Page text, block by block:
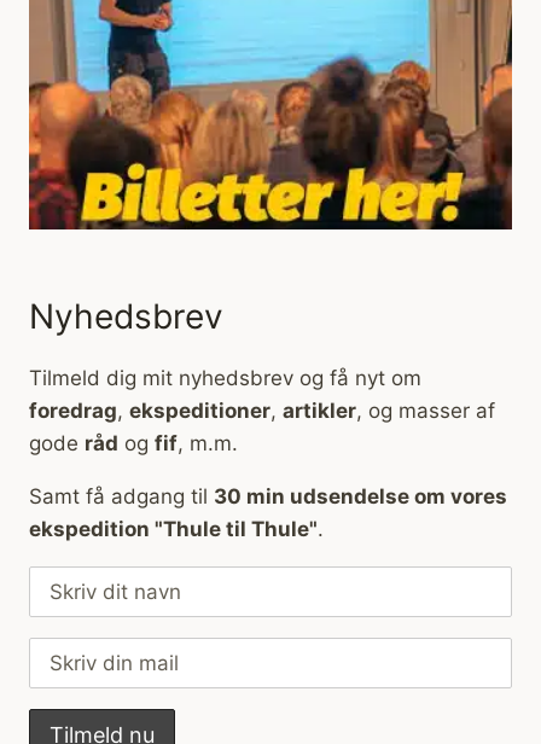
Nyhedsbrev
Tilmeld dig mit nyhedsbrev og få nyt om
foredrag, ekspeditioner, artikler, og masser af
gode råd og fif, m.m.
Samt få adgang til 30 min udsendelse om vores
ekspedition "Thule til Thule".